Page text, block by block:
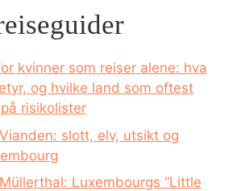
kvinner som reiser alene: hva
og hvilke land som oftest
risikolister
slott, elv, utsikt og
Luxembourgs “Little